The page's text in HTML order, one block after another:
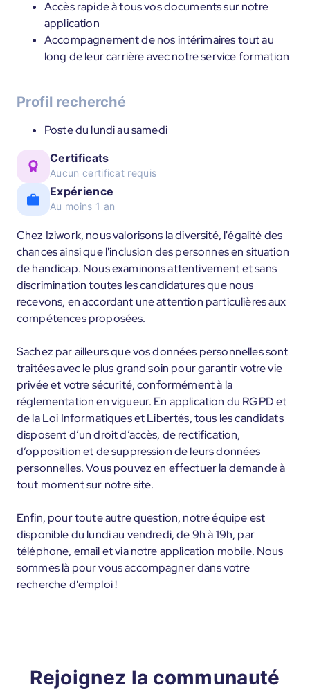
Accès rapide à tous vos documents sur notre
application
Accompagnement de nos intérimaires tout au
long de leur carrière avec notre service formation
Profil recherché
Poste du lundi au samedi
Certificats
Aucun certificat requis
Expérience
Au moins 1 an
Chez Iziwork, nous valorisons la diversité, l'égalité des
chances ainsi que l'inclusion des personnes en situation
de handicap. Nous examinons attentivement et sans
discrimination toutes les candidatures que nous
recevons, en accordant une attention particulières aux
compétences proposées.
Sachez par ailleurs que vos données personnelles sont
traitées avec le plus grand soin pour garantir votre vie
privée et votre sécurité, conformément à la
réglementation en vigueur. En application du RGPD et
de la Loi Informatiques et Libertés, tous les candidats
disposent d’un droit d’accès, de rectification,
d’opposition et de suppression de leurs données
personnelles. Vous pouvez en effectuer la demande à
tout moment sur notre site.
Enfin, pour toute autre question, notre équipe est
disponible du lundi au vendredi, de 9h à 19h, par
téléphone, email et via notre application mobile. Nous
sommes là pour vous accompagner dans votre
recherche d'emploi !
Rejoignez la communauté